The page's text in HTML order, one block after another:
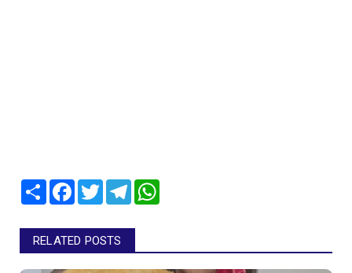
Share Facebook
TwitterTelegram
RELATED POSTS